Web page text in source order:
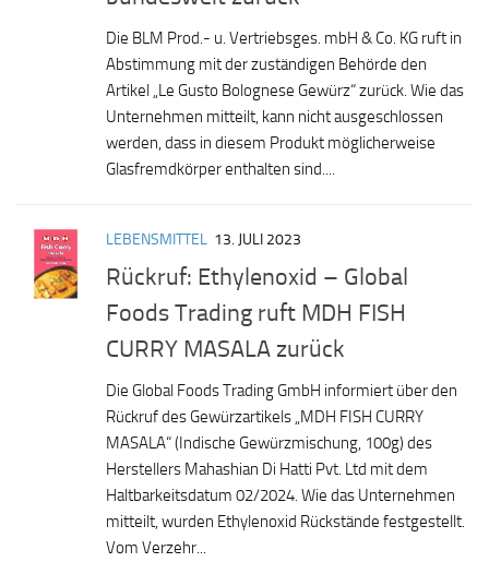
Die BLM Prod.- u. Vertriebsges. mbH & Co. KG ruft in
Abstimmung mit der zuständigen Behörde den
Artikel „Le Gusto Bolognese Gewürz“ zurück. Wie das
Unternehmen mitteilt, kann nicht ausgeschlossen
werden, dass in diesem Produkt möglicherweise
Glasfremdkörper enthalten sind....
LEBENSMITTEL 13. JULI 2023
Rückruf: Ethylenoxid – Global
Foods Trading ruft MDH FISH
CURRY MASALA zurück
Die Global Foods Trading GmbH informiert über den
Rückruf des Gewürzartikels „MDH FISH CURRY
MASALA“ (Indische Gewürzmischung, 100g) des
Herstellers Mahashian Di Hatti Pvt. Ltd mit dem
Haltbarkeitsdatum 02/2024. Wie das Unternehmen
mitteilt, wurden Ethylenoxid Rückstände festgestellt.
Vom Verzehr...